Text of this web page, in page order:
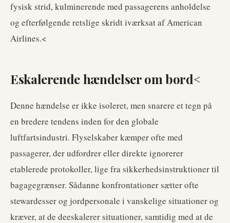
fysisk strid, kulminerende med passagerens anholdelse
og efterfølgende retslige skridt iværksat af American
Airlines.<
Eskalerende hændelser om bord<
Denne hændelse er ikke isoleret, men snarere et tegn på
en bredere tendens inden for den globale
luftfartsindustri. Flyselskaber kæmper ofte med
passagerer, der udfordrer eller direkte ignorerer
etablerede protokoller, lige fra sikkerhedsinstruktioner til
bagagegrænser. Sådanne konfrontationer sætter ofte
stewardesser og jordpersonale i vanskelige situationer og
kræver, at de deeskalerer situationer, samtidig med at de